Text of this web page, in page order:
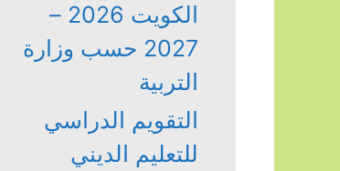
الكويت 2026 –
2027 حسب وزارة
التربية
التقويم الدراسي
للتعليم الديني